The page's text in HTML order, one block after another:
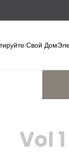
Свой Дом
Vol 1